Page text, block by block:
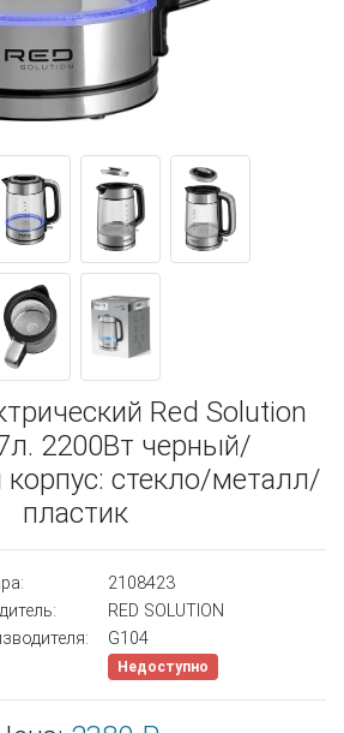
Red Solution
2200Вт черный/
стекло/металл/
пластик
2108423
RED SOLUTION
G104
Недоступно